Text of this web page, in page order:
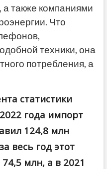
также компаниями
Что
техники, она
потребления, а
статистики
года импорт
124,8 млн
весь год этот
млн, а в 2021